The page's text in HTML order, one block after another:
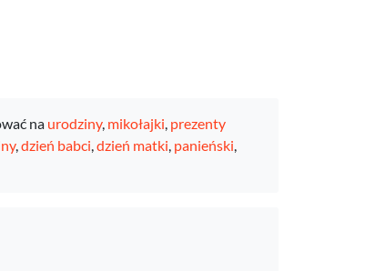
na urodziny, mikołajki, prezenty
,dzień babci,dzień matki, panieński,